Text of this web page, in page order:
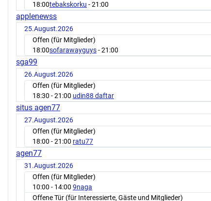
18:00tebakskorku - 21:00
applenewss
25.August.2026
Offen (für Mitglieder)
18:00sofarawayguys- 21:00
sga99
26.August.2026
Offen (für Mitglieder)
18:30 - 21:00 udin88 daftar
situs agen77
27.August.2026
Offen (für Mitglieder)
18:00 - 21:00 ratu77
agen77
31.August.2026
Offen (für Mitglieder)
10:00 - 14:00 9naga
Offene Tür (für Interessierte, Gäste und Mitglieder)